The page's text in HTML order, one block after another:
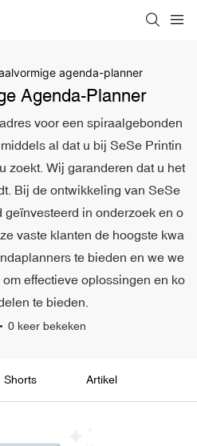
agenda-planner
Agenda-Planner
voor een spiraalgebonden
al dat u bij SeSe Printin
zoekt. Wij garanderen dat u het
Bij de ontwikkeling van SeSe
in onderzoek en o
vaste klanten de hoogste kwa
te bieden en we we
effectieve oplossingen en ko
te bieden.
0 keer bekeken
Shorts Artikel